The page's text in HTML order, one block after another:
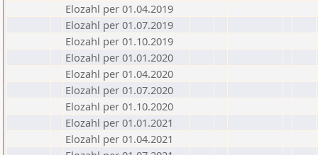
Elozahl per 01.04.2019
Elozahl per 01.07.2019
Elozahl per 01.10.2019
Elozahl per 01.01.2020
Elozahl per 01.04.2020
Elozahl per 01.07.2020
Elozahl per 01.10.2020
Elozahl per 01.01.2021
Elozahl per 01.04.2021